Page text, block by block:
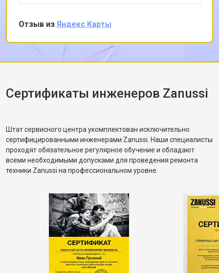
снял заднюю панель и показал, что ремень
частично порвался и проскальзывал.
Заменил ремень без лишних разговоров,
после чего протестировал в режиме стирки и
убедился, что вращение барабана
корректное. Рассказал, как правильно
разбалансировка.
Отзыв из Яндекс Карты
Сертификаты инженеров Zanussi
Штат сервисного центра укомплектован исключительно
сертифицированными инженерами Zanussi. Наши специалисты
проходят обязательное регулярное обучение и обладают
всеми необходимыми допусками для проведения ремонта
техники Zanussi на профессиональном уровне.